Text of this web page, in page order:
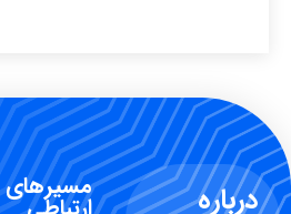
درباره مسیرهای